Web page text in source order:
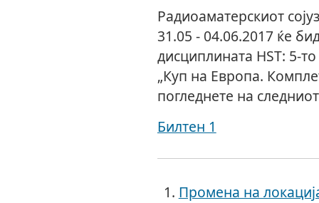
Радиоаматерскиот
31.05 - 04.06.2017 ќе
дисциплината HST: 5-
„Куп на Европа.
погледнете на
Билтен 1
Промена на